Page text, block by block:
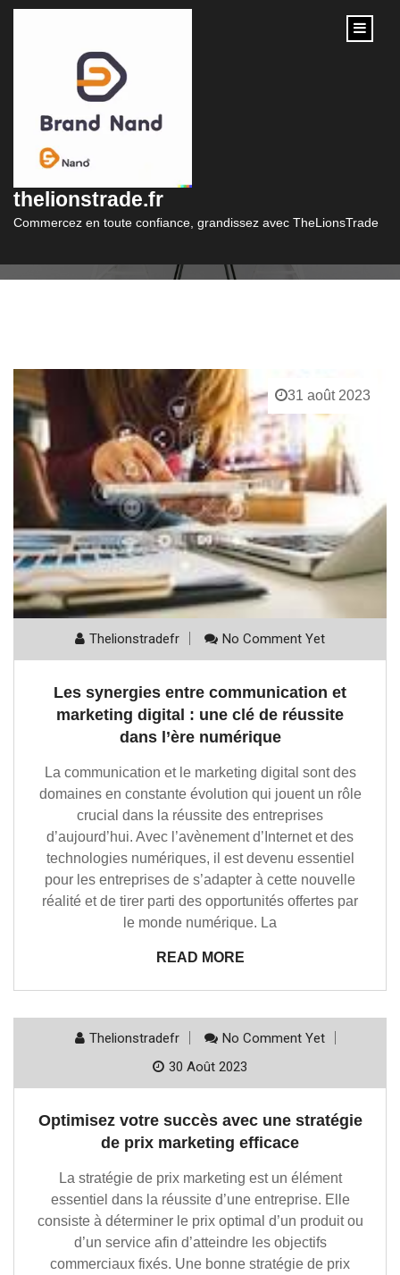
content
thelionstrade.fr
Commercez en toute confiance, grandissez avec TheLionsTrade
31 août 2023
Thelionstradefr No Comment Yet
Les synergies entre communication et
marketing digital : une clé de réussite
dans l’ère numérique
La communication et le marketing digital sont des
domaines en constante évolution qui jouent un rôle
crucial dans la réussite des entreprises
d’aujourd’hui. Avec l’avènement d’Internet et des
technologies numériques, il est devenu essentiel
pour les entreprises de s’adapter à cette nouvelle
réalité et de tirer parti des opportunités offertes par
le monde numérique. La
READ MORE
Thelionstradefr
No Comment Yet
30 Août 2023
Optimisez votre succès avec une stratégie
de prix marketing efficace
La stratégie de prix marketing est un élément
essentiel dans la réussite d’une entreprise. Elle
consiste à déterminer le prix optimal d’un produit ou
d’un service afin d’atteindre les objectifs
commerciaux fixés. Une bonne stratégie de prix